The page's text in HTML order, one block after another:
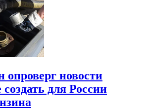
опроверг новости
создать для России